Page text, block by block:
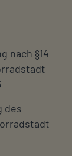
nach §14
des